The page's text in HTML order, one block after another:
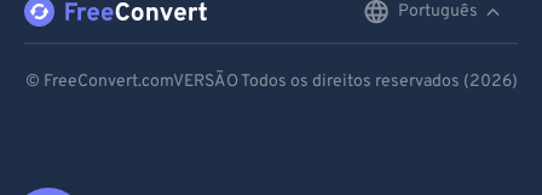
Português
© FreeConvert.comVERSÃO Todos os direitos reservados (2026)